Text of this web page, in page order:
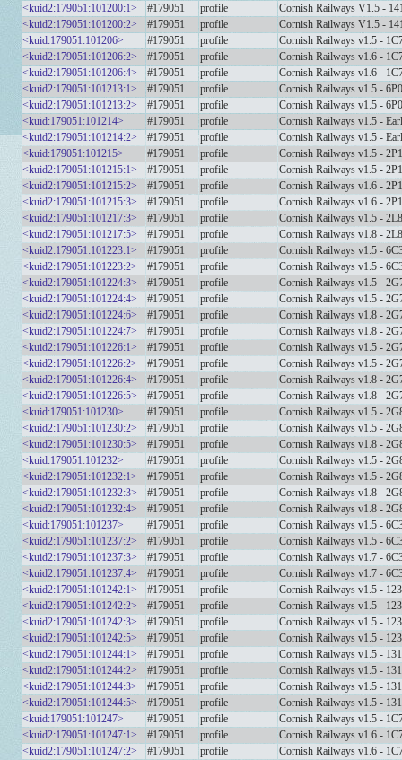
<kuid2:179051:101200:1>
#179051 profile
Cornish Railways V1.5 -
<kuid2:179051:101200:2>
#179051 profile
Cornish Railways V1.5 -
<kuid:179051:101206>
#179051 profile
Cornish Railways v1.5 -
<kuid2:179051:101206:2>
#179051 profile
Cornish Railways v1.6 -
<kuid2:179051:101206:4>
#179051 profile
Cornish Railways v1.6 -
<kuid2:179051:101213:1>
#179051 profile
Cornish Railways v1.5 -
<kuid2:179051:101213:2>
#179051 profile
Cornish Railways v1.5 -
<kuid:179051:101214>
#179051 profile
Cornish Railways v1.5 -
<kuid2:179051:101214:2>
#179051 profile
Cornish Railways v1.5 -
<kuid:179051:101215>
#179051 profile
Cornish Railways v1.5 -
<kuid2:179051:101215:1>
#179051 profile
Cornish Railways v1.5 -
<kuid2:179051:101215:2>
#179051 profile
Cornish Railways v1.6 -
<kuid2:179051:101215:3>
#179051 profile
Cornish Railways v1.6 -
<kuid2:179051:101217:3>
#179051 profile
Cornish Railways v1.5 -
<kuid2:179051:101217:5>
#179051 profile
Cornish Railways v1.8 -
<kuid2:179051:101223:1>
#179051 profile
Cornish Railways v1.5 -
<kuid2:179051:101223:2>
#179051 profile
Cornish Railways v1.5 -
<kuid2:179051:101224:3>
#179051 profile
Cornish Railways v1.5 -
<kuid2:179051:101224:4>
#179051 profile
Cornish Railways v1.5 -
<kuid2:179051:101224:6>
#179051 profile
Cornish Railways v1.8 -
<kuid2:179051:101224:7>
#179051 profile
Cornish Railways v1.8 -
<kuid2:179051:101226:1>
#179051 profile
Cornish Railways v1.5 -
<kuid2:179051:101226:2>
#179051 profile
Cornish Railways v1.5 -
<kuid2:179051:101226:4>
#179051 profile
Cornish Railways v1.8 -
<kuid2:179051:101226:5>
#179051 profile
Cornish Railways v1.8 -
<kuid:179051:101230>
#179051 profile
Cornish Railways v1.5 -
<kuid2:179051:101230:2>
#179051 profile
Cornish Railways v1.5 -
<kuid2:179051:101230:5>
#179051 profile
Cornish Railways v1.8 -
<kuid:179051:101232>
#179051 profile
Cornish Railways v1.5 -
<kuid2:179051:101232:1>
#179051 profile
Cornish Railways v1.5 -
<kuid2:179051:101232:3>
#179051 profile
Cornish Railways v1.8 -
<kuid2:179051:101232:4>
#179051 profile
Cornish Railways v1.8 -
<kuid:179051:101237>
#179051 profile
Cornish Railways v1.5 -
<kuid2:179051:101237:2>
#179051 profile
Cornish Railways v1.5 -
<kuid2:179051:101237:3>
#179051 profile
Cornish Railways v1.7 -
<kuid2:179051:101237:4>
#179051 profile
Cornish Railways v1.7 -
<kuid2:179051:101242:1>
#179051 profile
Cornish Railways v1.5 -
<kuid2:179051:101242:2>
#179051 profile
Cornish Railways v1.5 -
<kuid2:179051:101242:3>
#179051 profile
Cornish Railways v1.5 -
<kuid2:179051:101242:5>
#179051 profile
Cornish Railways v1.5 -
<kuid2:179051:101244:1>
#179051 profile
Cornish Railways v1.5 -
<kuid2:179051:101244:2>
#179051 profile
Cornish Railways v1.5 -
<kuid2:179051:101244:3>
#179051 profile
Cornish Railways v1.5 -
<kuid2:179051:101244:5>
#179051 profile
Cornish Railways v1.5 -
<kuid:179051:101247>
#179051 profile
Cornish Railways v1.5 -
<kuid2:179051:101247:1>
#179051 profile
Cornish Railways v1.6 -
<kuid2:179051:101247:2>
#179051 profile
Cornish Railways v1.6 -